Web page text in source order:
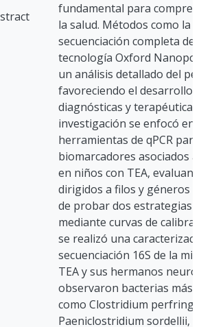
fundamental para
la salud. Métodos como la
secuenciación completa del
tecnología Oxford
un análisis detallado del
favoreciendo el desarrollo
diagnósticas y terapéuticas
investigación se enfocó en
herramientas de qPCR
biomarcadores asociados
en niños con TEA,
dirigidos a filos y géneros
de probar dos estrategias
mediante curvas de
se realizó una
secuenciación 16S de la
TEA y sus hermanos
observaron bacterias más
como Clostridium
Paeniclostridium sordellii, y